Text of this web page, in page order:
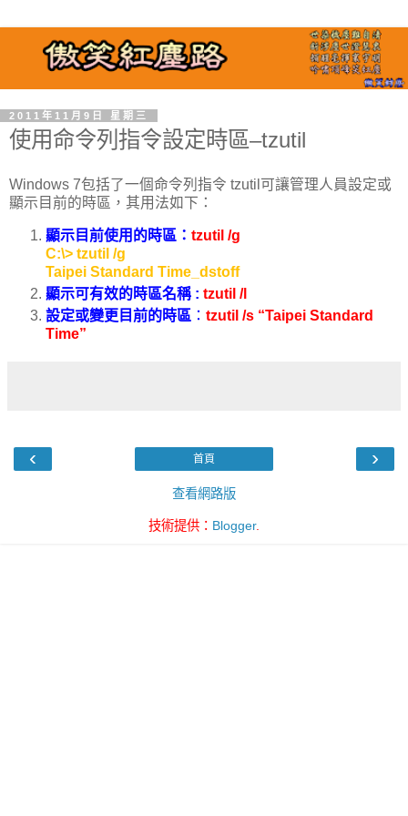
2011年11月9日 星期三
使用命令列指令設定時區–tzutil
Windows 7包括了一個命令列指令 tzutil可讓管理人員設定或
顯示目前的時區 ，其用法如下：
顯示目前使用的時區 ： tzutil /g
C:\> tzutil /g
Taipei Standard Time_dstoff
顯示可有效的時區名稱 : tzutil /l
設定或變更目前的時區 ： tzutil /s “Taipei Standard
Time”
‹ ›
首頁
查看網路版
技術提供： Blogger.